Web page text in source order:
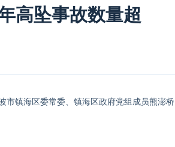
高坠事故数量超
市镇海区委常委、镇海区政府党组成员熊澎桥